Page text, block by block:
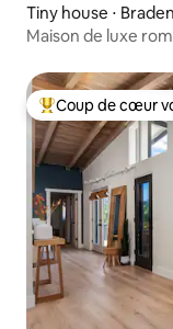
Tiny house ⋅
Maison de luxe
Coups de cœur
Coup de cœur